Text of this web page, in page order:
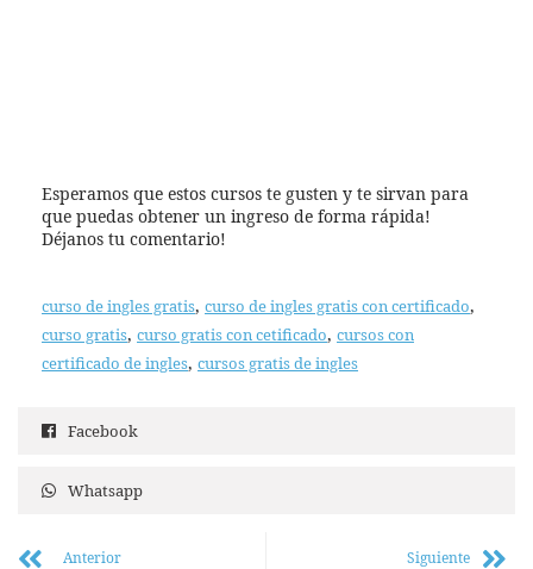
Esperamos que estos cursos te gusten y te sirvan para
que puedas obtener un ingreso de forma rápida!
Déjanos tu comentario!
curso de ingles gratis, curso de ingles gratis con certificado,
curso gratis, curso gratis con cetificado, cursos con
certificado de ingles, cursos gratis de ingles
Facebook
Whatsapp
Anterior
Siguiente